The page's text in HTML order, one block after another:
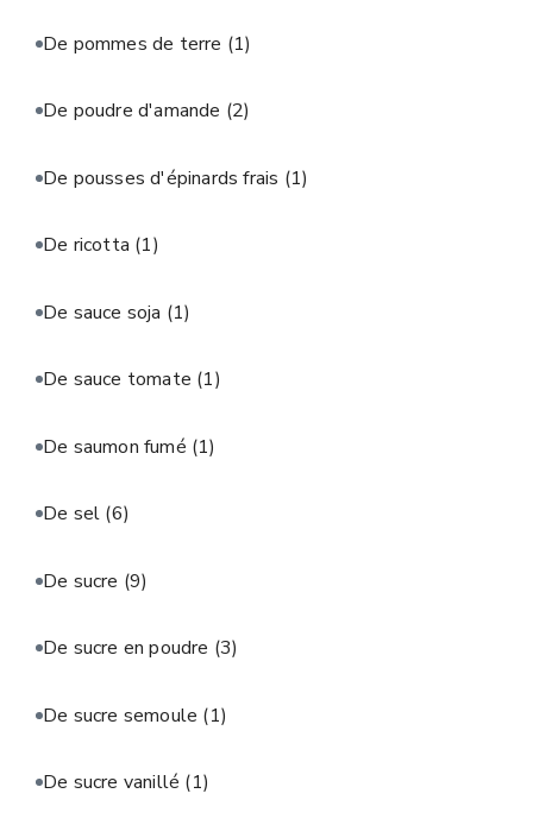
De pommes de terre (1)
De poudre d'amande (2)
De pousses d'épinards frais (1)
De ricotta (1)
De sauce soja (1)
De sauce tomate (1)
De saumon fumé (1)
De sel (6)
De sucre (9)
De sucre en poudre (3)
De sucre semoule (1)
De sucre vanillé (1)